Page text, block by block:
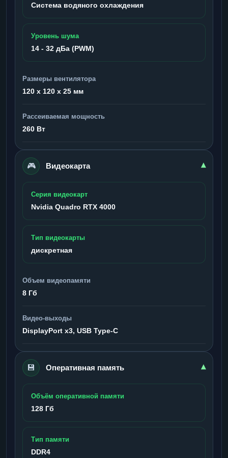
Система водяного охлаждения
Уровень шума
14 - 32 дБа (PWM)
Размеры вентилятора
120 x 120 x 25 мм
Рассеиваемая мощность
260 Вт
🎮 Видеокарта ▾
Серия видеокарт
Nvidia Quadro RTX 4000
Тип видеокарты
дискретная
Объем видеопамяти
8 Гб
Видео-выходы
DisplayPort x3, USB Type-C
💾 Оперативная память ▾
Объём оперативной памяти
128 Гб
Тип памяти
DDR4